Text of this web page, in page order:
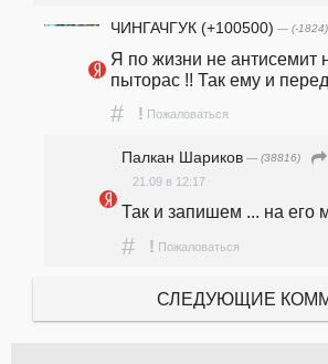
ЧИНГАЧГУК (+100500) — (-1824)
Я по жизни не антисемит
пыторас !! Так ему и
# ! Пожаловаться
Палкан Шариков — (38816)
21.09 в 12:17
Так и запишем ... на его
# ! Пожаловаться
СЛЕДУЮЩИЕ